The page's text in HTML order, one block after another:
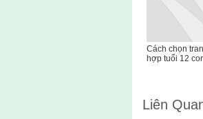
Cách chọn
hợp tuổi 12
Liên